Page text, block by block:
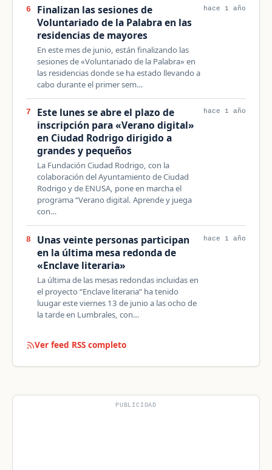
6
Finalizan las sesiones de
Voluntariado de la Palabra en las
residencias de mayores
En este mes de junio, están finalizando las
sesiones de «Voluntariado de la Palabra» en
las residencias donde se ha estado llevando a
cabo durante el primer sem…
hace 1 año
7
Este lunes se abre el plazo de
inscripción para «Verano digital»
en Ciudad Rodrigo dirigido a
grandes y pequeños
La Fundación Ciudad Rodrigo, con la
colaboración del Ayuntamiento de Ciudad
Rodrigo y de ENUSA, pone en marcha el
programa “Verano digital. Aprende y juega
con…
hace 1 año
8
Unas veinte personas participan
en la última mesa redonda de
«Enclave literaria»
La última de las mesas redondas incluidas en
el proyecto “Enclave literaria” ha tenido
luugar este viernes 13 de junio a las ocho de
la tarde en Lumbrales, con…
hace 1 año
Ver feed RSS completo
PUBLICIDAD